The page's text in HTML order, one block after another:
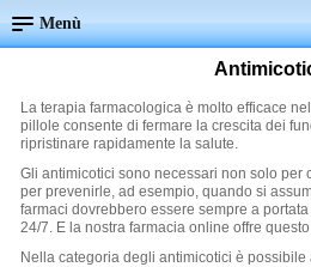
Menù
La terapia farmacologica è molto efficace
pillole consente di fermare la crescita dei
ripristinare rapidamente la salute.
Gli antimicotici sono necessari non solo per
per prevenirle, ad esempio, quando si
farmaci dovrebbero essere sempre a
24/7. E la nostra farmacia online offre questo
Nella categoria degli antimicotici è possibile